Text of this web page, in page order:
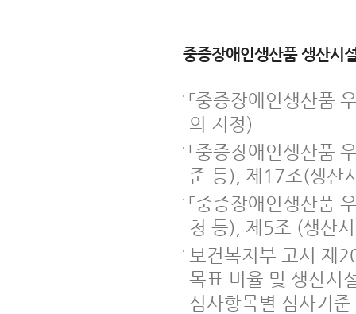
중증장애인생산품 생산시
「중증장애인생산품
의 지정)
「중증장애인생산품
준 등), 제17조(생산
「중증장애인생산품
청 등), 제5조 (생산
보건복지부 고시 제
목표 비율 및 생산시
심사항목별 심사기준